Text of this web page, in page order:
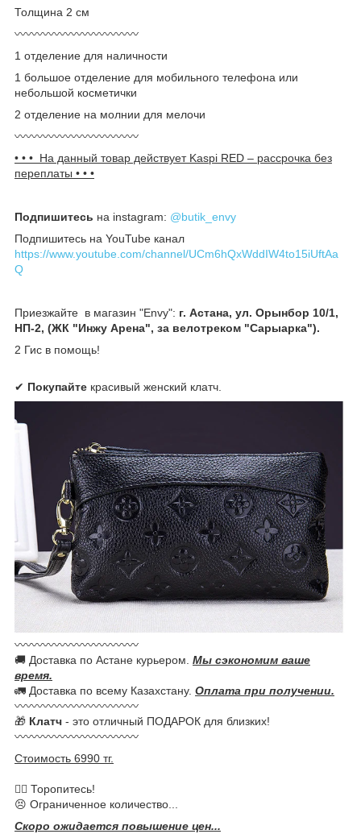
Толщина 2 см
〰〰〰〰〰〰〰〰〰〰〰
1 отделение для наличности
1 большое отделение для мобильного телефона или
небольшой косметички
2 отделение на молнии для мелочи
〰〰〰〰〰〰〰〰〰〰〰
• • • На данный товар действует Kaspi RED – рассрочка без
переплаты • • •
Подпишитесь на instagram: @butik_envy
Подпишитесь на YouTube канал
https://www.youtube.com/channel/UCm6hQxWddIW4to15iUftAa
Q
Приезжайте в магазин "Envy": г. Астана, ул. Орынбор 10/1,
НП-2, (ЖК "Инжу Арена", за велотреком "Сарыарка").
2 Гис в помощь!
✔ Покупайте красивый женский клатч.
〰️〰️〰️〰️〰️〰️〰️〰️〰️〰️〰️
🚚 Доставка по Астане курьером. Мы сэкономим ваше
время.
🚛 Доставка по всему Казахстану. Оплата при получении.
〰〰〰〰〰〰〰〰〰〰〰
🎁 Клатч - это отличный ПОДАРОК для близких!
〰〰〰〰〰〰〰〰〰〰〰
Стоимость 6990 тг.
🏃‍♀️ Торопитесь!
😣 Ограниченное количество...
Скоро ожидается повышение цен...